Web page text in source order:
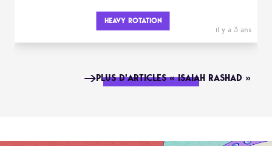
HEAVY ROTATION
il y a 3 ans
PLUS D'ARTICLES « ISAIAH RASHAD »